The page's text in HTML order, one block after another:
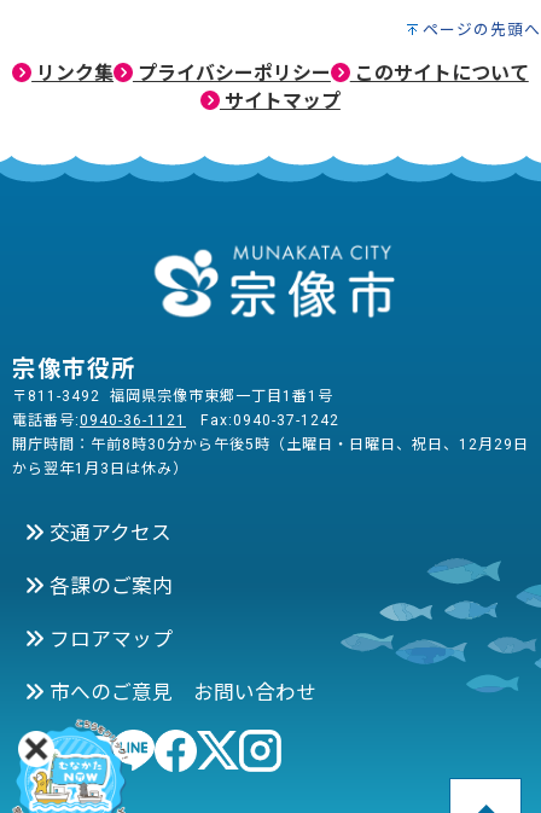
ページの先頭へ
リンク集 プライバシーポリシー
このサイトについて
サイトマップ
宗像市役所
〒811-3492 福岡県宗像市東郷一丁目1番1号
電話番号:0940-36-1121
Fax:0940-37-1242
開庁時間：午前8時30分から午後5時（土曜日・日曜日、祝日、12月29日
から翌年1月3日は休み）
交通アクセス
各課のご案内
フロアマップ
市へのご意見 お問い合わせ